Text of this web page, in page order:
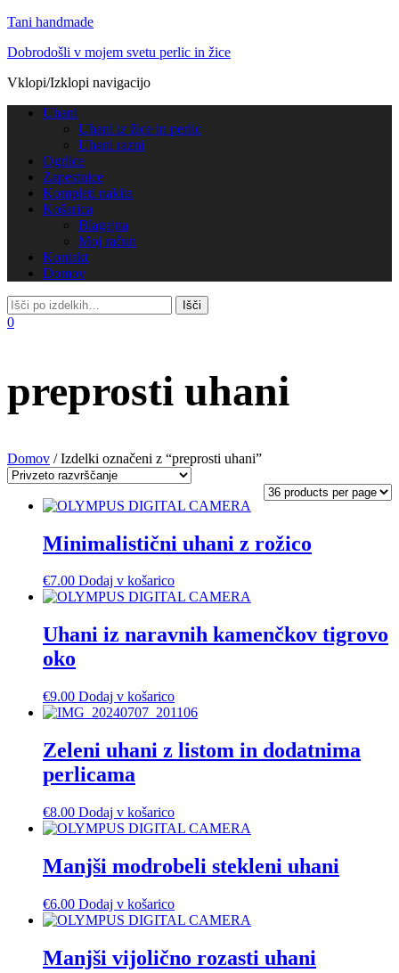
Tani handmade
Dobrodošli v mojem svetu perlic in žice
Vklopi/Izklopi navigacijo
Uhani
Uhani iz žice in perlic
Uhani razni
Ogrlice
Zapestnice
Kompleti nakita
Košarica
Blagajna
Moj račun
Kontakt
Domov
0
preprosti uhani
Domov / Izdelki označeni z “preprosti uhani”
Minimalistični uhani z rožico
€7.00 Dodaj v košarico
Uhani iz naravnih kamenčkov tigrovo
oko
€9.00 Dodaj v košarico
Zeleni uhani z listom in dodatnima
perlicama
€8.00 Dodaj v košarico
Manjši modrobeli stekleni uhani
€6.00 Dodaj v košarico
Manjši vijolično rozasti uhani